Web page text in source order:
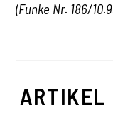
(Funke Nr. 186/
ARTIKEL